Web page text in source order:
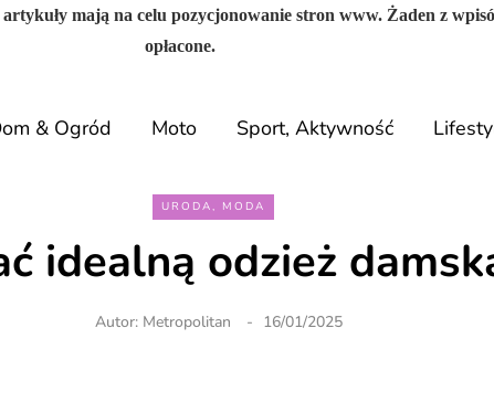
mają na celu pozycjonowanie stron www. Żaden z
opłacone.
& Ogród Moto Sport, Aktywność
URODA, MODA
idealną odzież
Autor: Metropolitan 16/01/2025